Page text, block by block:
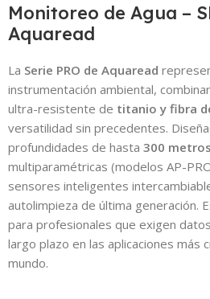
Monitoreo de Agua –
Aquaread
La Serie PRO de Aquaread
instrumentación ambiental,
ultra-resistente de titanio y fibra
versatilidad sin precedentes.
profundidades de hasta300 metros
multiparamétricas (modelos AP-
sensores inteligentes
autolimpieza de última generación.
para profesionales que exigen
largo plazo en las aplicaciones más
mundo.